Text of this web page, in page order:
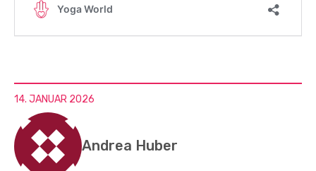
14. JANUAR 2026
Andrea Huber